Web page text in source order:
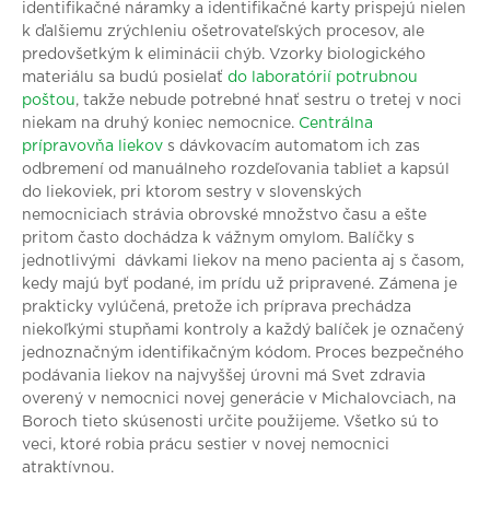
identifikačné náramky a identifikačné karty prispejú nielen
k ďalšiemu zrýchleniu ošetrovateľských procesov, ale
predovšetkým k eliminácii chýb. Vzorky biologického
materiálu sa budú posielať do laboratórií potrubnou
poštou, takže nebude potrebné hnať sestru o tretej v noci
niekam na druhý koniec nemocnice. Centrálna
prípravovňa liekov s dávkovacím automatom ich zas
odbremení od manuálneho rozdeľovania tabliet a kapsúl
do liekoviek, pri ktorom sestry v slovenských
nemocniciach strávia obrovské množstvo času a ešte
pritom často dochádza k vážnym omylom. Balíčky s
jednotlivými dávkami liekov na meno pacienta aj s časom,
kedy majú byť podané, im prídu už pripravené. Zámena je
prakticky vylúčená, pretože ich príprava prechádza
niekoľkými stupňami kontroly a každý balíček je označený
jednoznačným identifikačným kódom. Proces bezpečného
podávania liekov na najvyššej úrovni má Svet zdravia
overený v nemocnici novej generácie v Michalovciach, na
Boroch tieto skúsenosti určite použijeme. Všetko sú to
veci, ktoré robia prácu sestier v novej nemocnici
atraktívnou.